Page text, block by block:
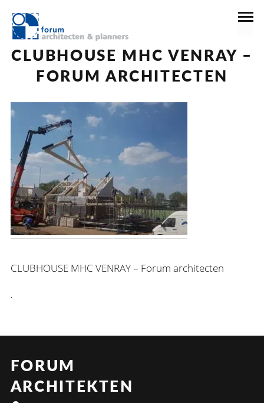
CLUBHOUSE MHC VENRAY –
FORUM ARCHITECTEN
CLUBHOUSE MHC VENRAY – Forum architecten
.
FORUM
ARCHITEKTEN